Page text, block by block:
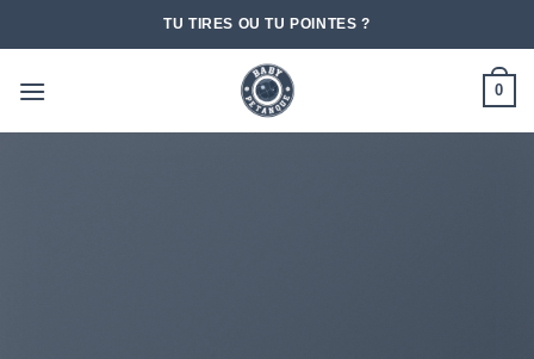
TU TIRES OU TU POINTES ?
0